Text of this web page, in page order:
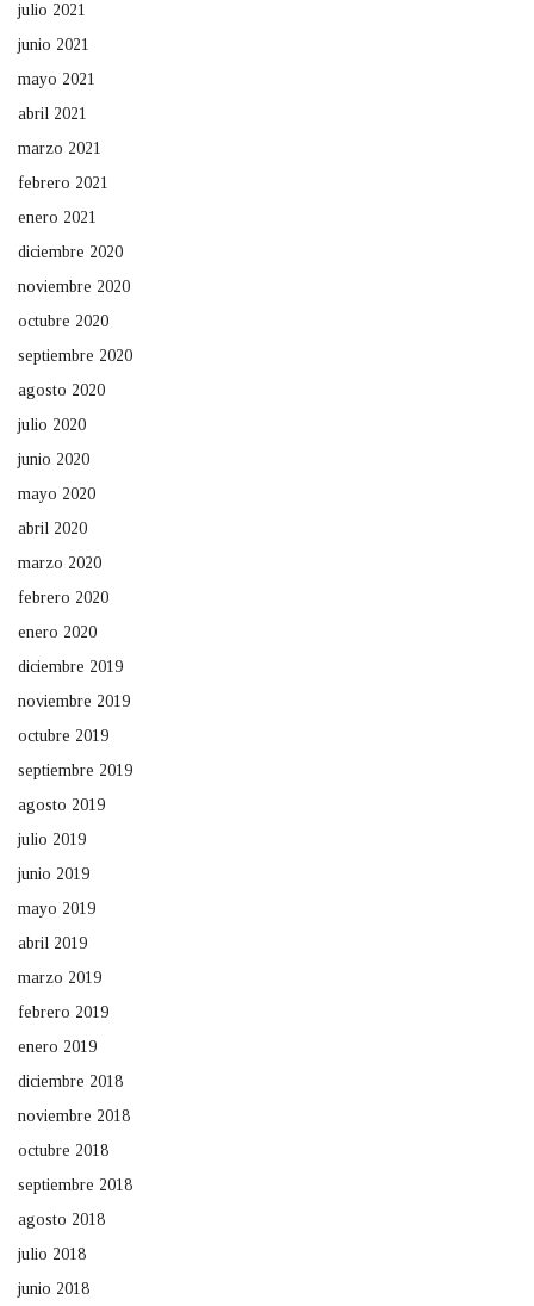
julio 2021
junio 2021
mayo 2021
abril 2021
marzo 2021
febrero 2021
enero 2021
diciembre 2020
noviembre 2020
octubre 2020
septiembre 2020
agosto 2020
julio 2020
junio 2020
mayo 2020
abril 2020
marzo 2020
febrero 2020
enero 2020
diciembre 2019
noviembre 2019
octubre 2019
septiembre 2019
agosto 2019
julio 2019
junio 2019
mayo 2019
abril 2019
marzo 2019
febrero 2019
enero 2019
diciembre 2018
noviembre 2018
octubre 2018
septiembre 2018
agosto 2018
julio 2018
junio 2018